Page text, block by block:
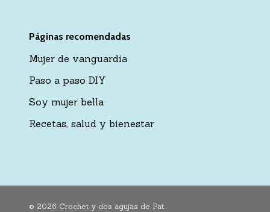
Páginas recomendadas
Mujer de vanguardia
Paso a paso DIY
Soy mujer bella
Recetas, salud y bienestar
© 2026 Crochet y dos agujas de Pat.